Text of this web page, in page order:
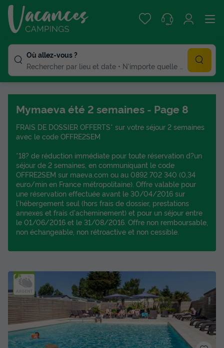
Où allez-vous ?
Rechercher par lieu et date
N'importe quelle duree
Mymaeva été 2 semaines - Page 8
FRAIS DE DOSSIER OFFERTS* sur votre séjour 2 semaines
avec le code OFFRE2SEM
*18? de réduction immédiate pour toute réservation d?un
séjour de 2 semaines, en communiquant le code
OFFRE2SEM sur maeva.com ou au 0892 702 340 (0,34
euro/min en France métropolitaine). Offre valable pour
une réservation effectuée avant le 30/04/2016 sur
l'hébergement seul (hors frais de dossier, prestations
annexes et frais d'acheminement) et pour un séjour entre
le 01/06/2016 et le 31/08/2016. Offre non remboursable,
non échangeable, non rétroactive et non cessible.